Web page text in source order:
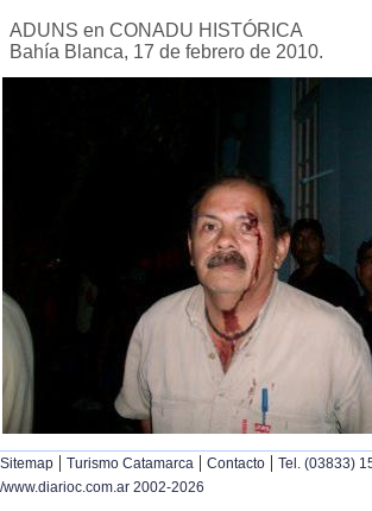
ADUNS en CONADU HISTÓRICA
Bahía Blanca, 17 de febrero de 2010.
Sitemap | Turismo Catamarca | Contacto | Tel. (03833)
/www.diarioc.com.ar 2002-2026